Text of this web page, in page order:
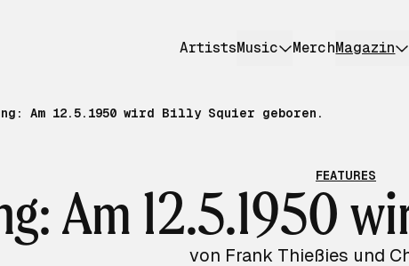
ArtistsMusic MerchMagazin
Am 12.5.1950 wird Billy Squier geboren.
FEATURES
Am 12.5.1950
von Frank Thießies und